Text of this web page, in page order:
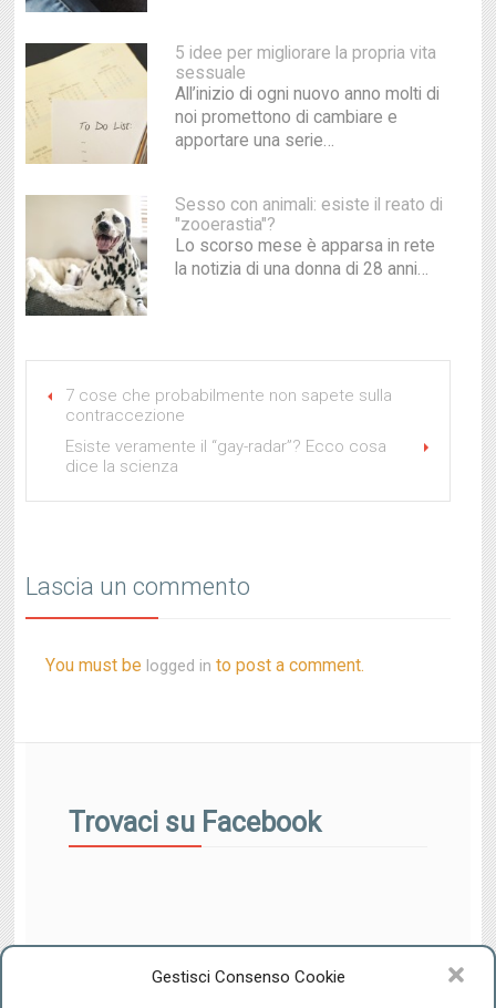
Gestisci Consenso Cookie
5 idee per migliorare la propria vita
sessuale
All’inizio di ogni nuovo anno molti di
noi promettono di cambiare e
apportare una serie…
Sesso con animali: esiste il reato di
"zooerastia"?
Lo scorso mese è apparsa in rete
la notizia di una donna di 28 anni…
7 cose che probabilmente non sapete sulla
contraccezione
Esiste veramente il “gay-radar”? Ecco cosa
dice la scienza
Lascia un commento
You must be logged in to post a comment.
Trovaci su Facebook